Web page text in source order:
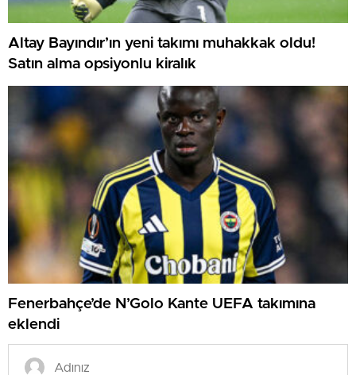
Altay Bayındır’ın yeni takımı muhakkak oldu!
Satın alma opsiyonlu kiralık
Fenerbahçe’de N’Golo Kante UEFA takımına
eklendi